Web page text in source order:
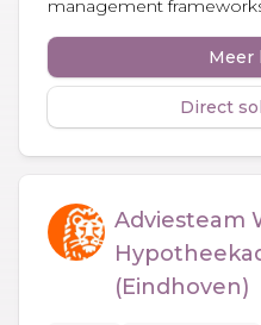
management
Meer
Direct
Adviesteam
(Eindhoven)